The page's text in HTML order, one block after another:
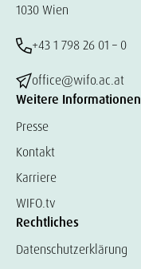
1030 Wien
+43 1 798 26 01 – 0
office@wifo.ac.at
Weitere Informationen
Presse
Kontakt
Karriere
WIFO.tv
Rechtliches
Datenschutzerklärung